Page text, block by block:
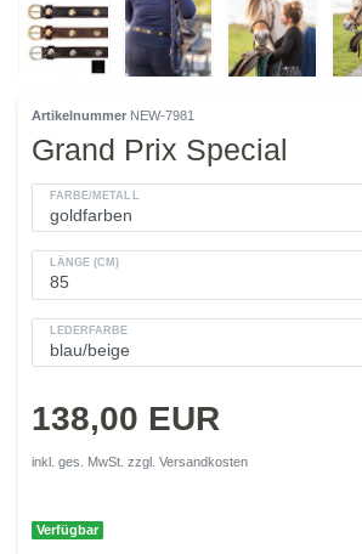
Artikelnummer NEW-7981
Grand Prix Special
FARBE/METALL
LÄNGE (CM)
LEDERFARBE
138,00 EUR
inkl. ges. MwSt. zzgl. Versandkosten
Verfügbar